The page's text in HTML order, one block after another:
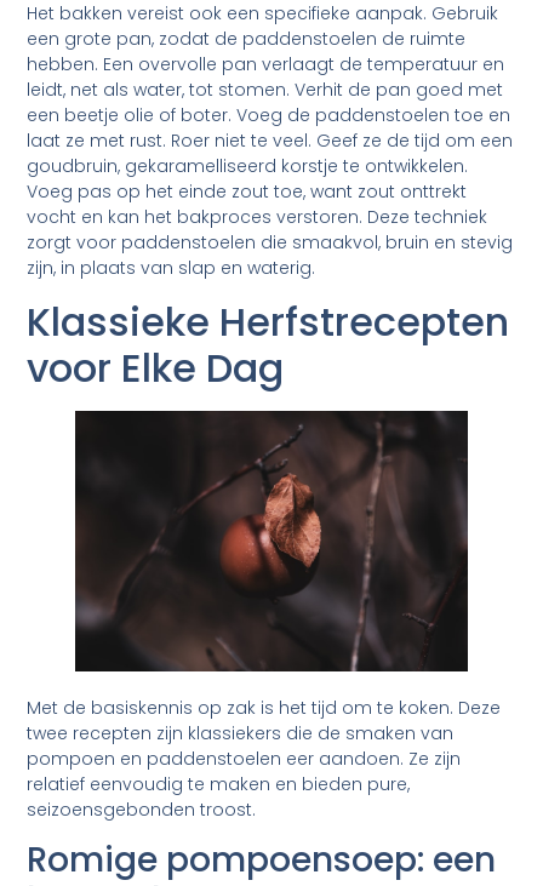
Het bakken vereist ook een specifieke aanpak. Gebruik
een grote pan, zodat de paddenstoelen de ruimte
hebben. Een overvolle pan verlaagt de temperatuur en
leidt, net als water, tot stomen. Verhit de pan goed met
een beetje olie of boter. Voeg de paddenstoelen toe en
laat ze met rust. Roer niet te veel. Geef ze de tijd om een
goudbruin, gekaramelliseerd korstje te ontwikkelen.
Voeg pas op het einde zout toe, want zout onttrekt
vocht en kan het bakproces verstoren. Deze techniek
zorgt voor paddenstoelen die smaakvol, bruin en stevig
zijn, in plaats van slap en waterig.
Klassieke Herfstrecepten
voor Elke Dag
Met de basiskennis op zak is het tijd om te koken. Deze
twee recepten zijn klassiekers die de smaken van
pompoen en paddenstoelen eer aandoen. Ze zijn
relatief eenvoudig te maken en bieden pure,
seizoensgebonden troost.
Romige pompoensoep: een